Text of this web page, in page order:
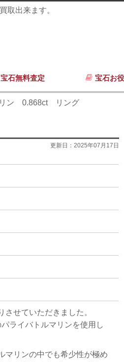
取出来ます。
宝石無料査定 宝石お
リン 0.868ct リング
更新日： 2025年07月17日
せていただきました。
ライバトルマリンを使用し
マリンの中でも希少性が極め